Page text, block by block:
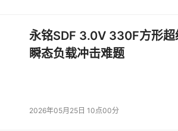
永铭SDF 3.0V 330F方形
瞬态负载冲击难题
2026年05月25日 10点00分